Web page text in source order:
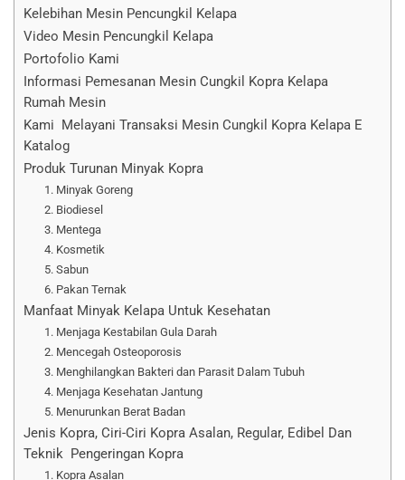
Kelebihan Mesin Pencungkil Kelapa
Video Mesin Pencungkil Kelapa
Portofolio Kami
Informasi Pemesanan Mesin Cungkil Kopra Kelapa
Rumah Mesin
Kami Melayani Transaksi Mesin Cungkil Kopra Kelapa E
Katalog
Produk Turunan Minyak Kopra
1. Minyak Goreng
2. Biodiesel
3. Mentega
4. Kosmetik
5. Sabun
6. Pakan Ternak
Manfaat Minyak Kelapa Untuk Kesehatan
1. Menjaga Kestabilan Gula Darah
2. Mencegah Osteoporosis
3. Menghilangkan Bakteri dan Parasit Dalam Tubuh
4. Menjaga Kesehatan Jantung
5. Menurunkan Berat Badan
Jenis Kopra, Ciri-Ciri Kopra Asalan, Regular, Edibel Dan
Teknik Pengeringan Kopra
1. Kopra Asalan